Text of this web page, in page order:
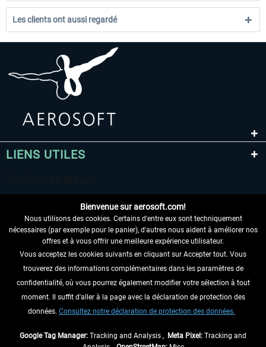
Les clients ont aussi regardé
LIENS UTILES
RENONCER AU CONTRAT ICI
INFORMATIONS
NE MANQUEZ PAS LES DERNIÈRES
Bienvenue sur aerosoft.com!
Nous utilisons des cookies. Certains d'entre eux sont techniquement
nécessaires (par exemple pour le panier), d'autres nous aident à améliorer nos
offres et à vous offrir une meilleure expérience utilisateur.
Vous acceptez les cookies suivants en cliquant sur Accepter tout. Vous
trouverez des informations complémentaires dans les paramètres de
confidentialité, où vous pourrez également modifier votre sélection à tout
moment. Il suffit d'aller à la page avec la déclaration de protection des
données. Consultez notre déclaration de protection des données.
Google Tag Manager: Tracking and Analysis , Meta Pixel: Tracking and